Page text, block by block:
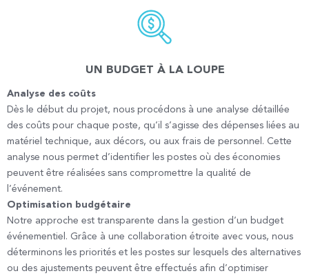
UN BUDGET À LA LOUPE
Analyse des coûts
Dès le début du projet, nous procédons à une analyse détaillée
des coûts pour chaque poste, qu’il s’agisse des dépenses liées au
matériel technique, aux décors, ou aux frais de personnel. Cette
analyse nous permet d’identifier les postes où des économies
peuvent être réalisées sans compromettre la qualité de
l’événement.
Optimisation budgétaire
Notre approche est transparente dans la gestion d’un budget
événementiel. Grâce à une collaboration étroite avec vous, nous
déterminons les priorités et les postes sur lesquels des alternatives
ou des ajustements peuvent être effectués afin d’optimiser